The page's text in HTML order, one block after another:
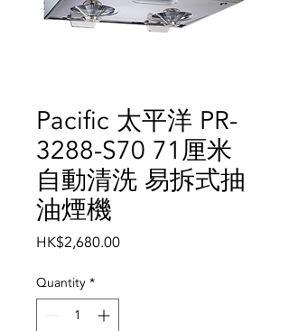
Pacific 太平洋 PR-
3288-S70 71厘米
自動清洗 易拆式抽
油煙機
HK$2,680.00Price
Quantity *